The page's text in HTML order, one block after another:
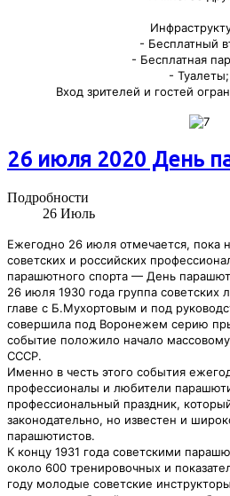
- Бесплатный
- Бесплатная
- Туалеты;
Вход зрителей и гостей
26 июля 2020 День
Подробности
26 Июль
Ежегодно 26 июля отмечается, пока
советских и российских
парашютного спорта — День
26 июля 1930 года группа советских
главе с Б.Мухортовым и под
совершила под Воронежем серию
событие положило начало
СССР.
Именно в честь этого события
профессионалы и любители
профессиональный праздник,
законодательно, но известен и
парашютистов.
К концу 1931 года советскими
около 600 тренировочных и
году молодые советские